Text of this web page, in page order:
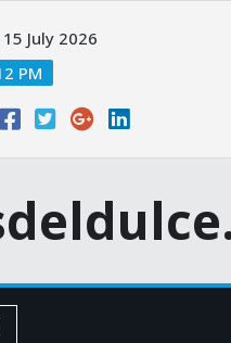
July 2026
PM